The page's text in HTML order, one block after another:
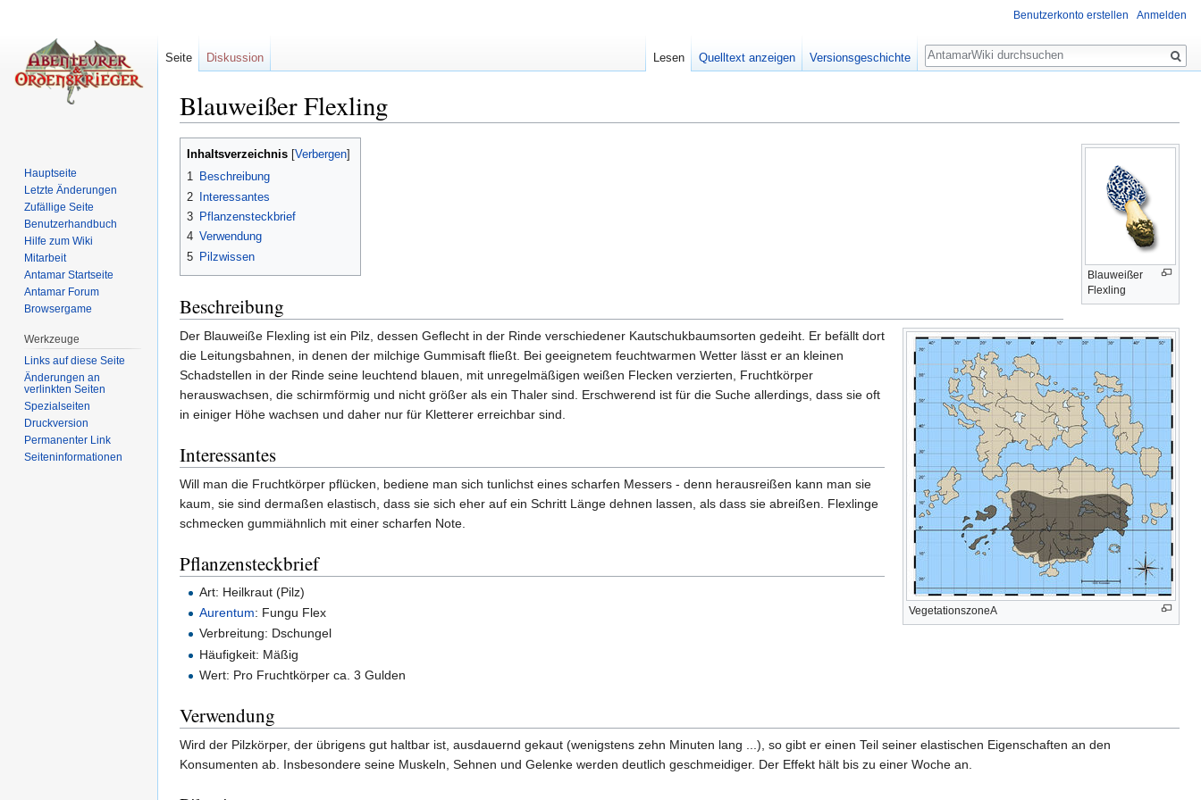
Blauweißer Flexling
Blauweißer
Flexling
VegetationszoneA
Inhaltsverzeichnis Verbergen
1 Beschreibung
2
Interessantes
3 Pflanzensteckbrief
4 Verwendung
5 Pilzwissen
Beschreibung
Der Blauweiße Flexling ist ein Pilz, dessen Geflecht in der Rinde verschiedener Kautschukbaumsorten gedeiht. Er befällt dort
die Leitungsbahnen, in denen der milchige Gummisaft fließt. Bei geeignetem feuchtwarmen Wetter lässt er an kleinen
Schadstellen in der Rinde seine leuchtend blauen, mit unregelmäßigen weißen Flecken verzierten, Fruchtkörper
herauswachsen, die schirmförmig und nicht größer als ein Thaler sind. Erschwerend ist für die Suche allerdings, dass sie oft
in einiger Höhe wachsen und daher nur für Kletterer erreichbar sind.
Interessantes
Will man die Fruchtkörper pflücken, bediene man sich tunlichst eines scharfen Messers - denn herausreißen kann man sie
kaum, sie sind dermaßen elastisch, dass sie sich eher auf ein Schritt Länge dehnen lassen, als dass sie abreißen. Flexlinge
schmecken gummiähnlich mit einer scharfen Note.
Pflanzensteckbrief
Art: Heilkraut (Pilz)
Aurentum: Fungu Flex
Verbreitung: Dschungel
Häufigkeit: Mäßig
Wert: Pro Fruchtkörper ca. 3 Gulden
Verwendung
Wird der Pilzkörper, der übrigens gut haltbar ist, ausdauernd gekaut (wenigstens zehn Minuten lang ...), so gibt er einen Teil seiner elastischen Eigenschaften an den
Konsumenten ab. Insbesondere seine Muskeln, Sehnen und Gelenke werden deutlich geschmeidiger. Der Effekt hält bis zu einer Woche an.
Benutzerkonto erstellen Anmelden
Seite Diskussion Lesen Quelltext anzeigen Versionsgeschichte
Suche
Hauptseite
Letzte Änderungen
Zufällige Seite
Benutzerhandbuch
Hilfe zum Wiki
Mitarbeit
Antamar Startseite
Antamar Forum
Browsergame
Werkzeuge
Links auf diese Seite
Änderungen an
verlinkten Seiten
Spezialseiten
Druckversion
Permanenter Link
Seiten­informationen